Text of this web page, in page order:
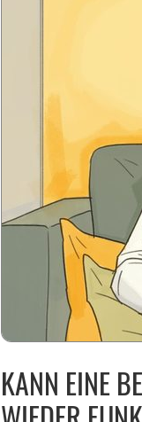
KANN EI­NE